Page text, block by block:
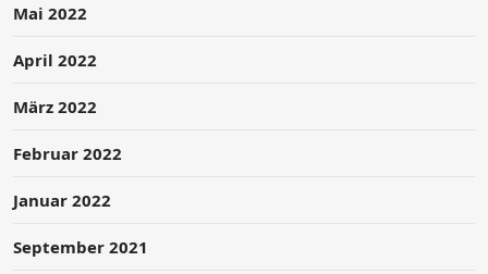
Mai 2022
April 2022
März 2022
Februar 2022
Januar 2022
September 2021